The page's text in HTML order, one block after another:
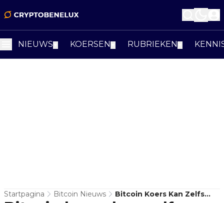
NIEUWS KOERSEN RUBRIEKEN
Startpagina Bitcoin Nieuws
Bitcoin Koers Kan Zelfs